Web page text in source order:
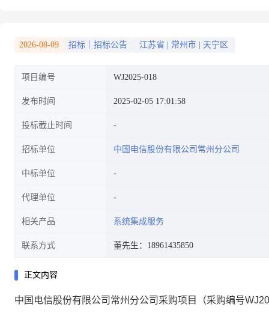
2026-08-09 招标｜招标公告 江苏省 常州市 天宁区
项目编号 WJ2025-018
发布时间 2025-02-05 17:01:58
投标截止时间
招标单位 中国电信股份有限公司常州分公司
中标单位
代理单位
相关产品 系统集成服务
联系方式 董先生：18961435850
正文内容
中国电信股份有限公司常州分公司采购项目（采购编号